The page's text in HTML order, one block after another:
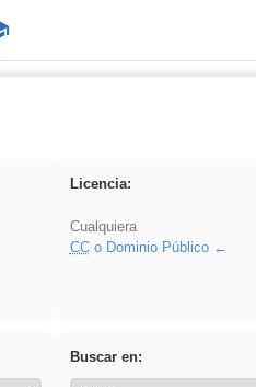
Licencia:
Cualquiera
CCo Dominio Público
Buscar en: